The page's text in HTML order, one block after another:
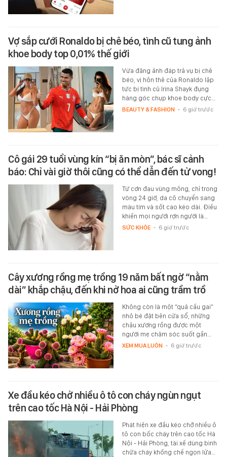
Vợ sắp cưới Ronaldo bị chê béo, tình cũ tung ảnh
khoe body top 0,01% thế giới
Vừa đăng ảnh đáp trả vụ bị chê
béo, vị hôn thê của Ronaldo lập
tức bị tình cũ Irina Shayk đụng
hàng góc chụp khoe body cực…
BEAUTY & FASHION - 6 giờ trước
Cô gái 29 tuổi vùng kín “bị ăn mòn”, bác sĩ cảnh
báo: Chỉ vài giờ thôi cũng có thể dẫn đến tử vong!
Từ cơn đau vùng mông, chỉ trong
vòng 24 giờ, da cô chuyển sang
màu tím và sốt cao kéo dài. Điều
khiến mọi người rợn người là…
SỨC KHỎE - 6 giờ trước
Cây xương rồng mẹ trồng 19 năm bất ngờ “nằm
dài” khắp chậu, đến khi nở hoa ai cũng trầm trồ
Không còn là một “quả cầu gai”
nhỏ bé đặt bên cửa sổ, những
chậu xương rồng được một
người mẹ chăm sóc suốt gần…
XEM MUA LUÔN - 6 giờ trước
Xe đầu kéo chở nhiều ô tô con cháy ngùn ngụt
trên cao tốc Hà Nội - Hải Phòng
Phát hiện xe đầu kéo chở nhiều ô
tô con bốc cháy trên cao tốc Hà
Nội - Hải Phòng, tài xế dùng bình
chữa cháy khống chế ngọn lửa…